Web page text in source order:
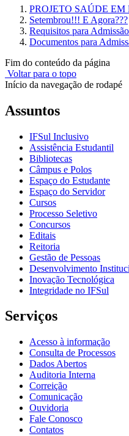
PROJETO SAÚDE EM
Setembrou!!! E Agora???
Requisitos para Admissão
Documentos para
Fim do conteúdo da página
Voltar para o topo
Início da navegação de rodapé
Assuntos
IFSul Inclusivo
Assistência Estudantil
Bibliotecas
Câmpus e Polos
Espaço do Estudante
Espaço do Servidor
Cursos
Processo Seletivo
Concursos
Editais
Reitoria
Gestão de Pessoas
Desenvolvimento
Inovação Tecnológica
Integridade no IFSul
Serviços
Acesso à informação
Consulta de Processos
Dados Abertos
Auditoria Interna
Correição
Comunicação
Ouvidoria
Fale Conosco
Contatos